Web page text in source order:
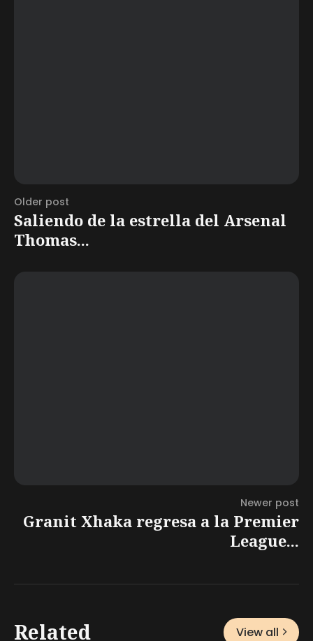
Older post
Saliendo de la estrella del Arsenal
Thomas...
Newer post
Granit Xhaka regresa a la Premier
League...
Related View all